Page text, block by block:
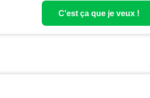
C'est ça que je veux !